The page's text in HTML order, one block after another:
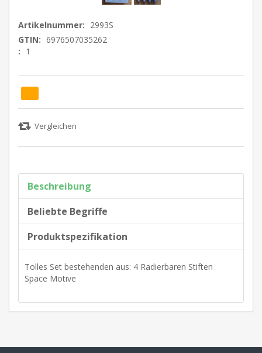
Artikelnummer: 2993S
GTIN: 6976507035262
: 1
Beschreibung
Beliebte Begriffe
Produktspezifikation
Tolles Set bestehenden aus: 4 Radierbaren Stiften
Space Motive